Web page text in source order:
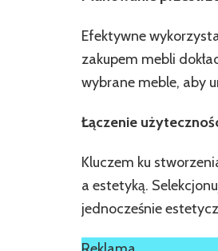
Efektywne
zakupem mebli
wybrane meble, aby
Łączenie
Kluczem ku
a estetyką.
jednocześnie